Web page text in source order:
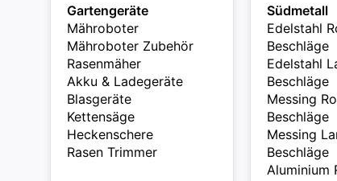
Gartengeräte
Mähroboter
Mähroboter Zubehör
Rasenmäher
Akku & Ladegeräte
Blasgeräte
Kettensäge
Heckenschere
Rasen Trimmer
Südmetall
Edelstahl
Beschläge
Edelstahl
Beschläge
Messing
Beschläge
Messing
Beschläge
Aluminium